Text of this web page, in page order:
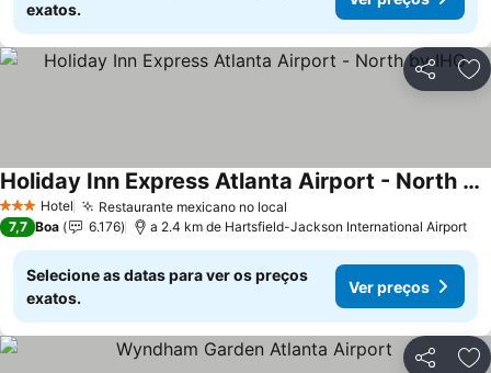
exatos.
Partilhar
3 EstrelasHotel Restaurante mexicano no local
Holiday Inn Express Atlanta Airport - North by IHG
7,7 Boa 6.176 a 2.4 km de Hartsfield-Jackson International Airport
Selecione as datas para ver os preços
exatos.
Ver preços
Partilhar